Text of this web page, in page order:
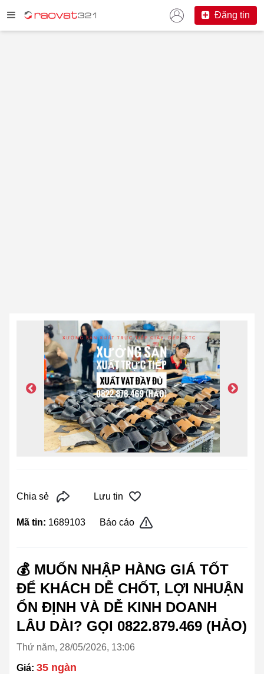
Đăng tin
Chia sẻ Lưu tin
Mã tin: 1689103 Báo cáo
💰 MUỐN NHẬP HÀNG GIÁ TỐT
ĐỂ KHÁCH DỄ CHỐT, LỢI NHUẬN
ỔN ĐỊNH VÀ DỄ KINH DOANH
LÂU DÀI? GỌI 0822.879.469 (HẢO)
Thứ năm, 28/05/2026, 13:06
Giá: 35 ngàn